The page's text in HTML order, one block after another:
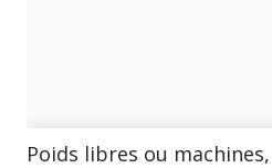
Poids libres ou